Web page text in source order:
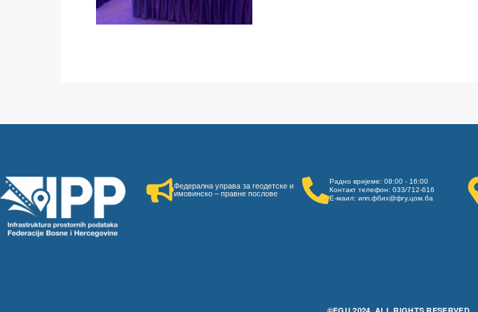
Федерална управа за геодетске и
имовинско – правне послове​
Радно вријеме: 08:00 - 16:00
Контакт телефон: 033/712-616
Е-маил: ипп.фбих@фгу.цом.ба